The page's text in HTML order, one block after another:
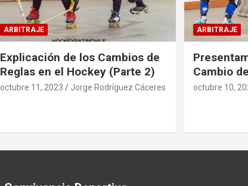
ARBITRAJE
Explicación de los Cambios de
Reglas en el Hockey (Parte 2)
octubre 11, 2023 Jorge Rodríguez Cáceres
ARBITRAJE
Cambio
octubre 10,